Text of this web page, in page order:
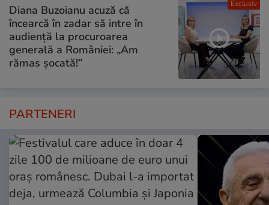
Exclusiv
Diana Buzoianu acuză că
încearcă în zadar să intre în
audiență la procuroarea
generală a României: „Am
rămas șocată!”
PARTENERI